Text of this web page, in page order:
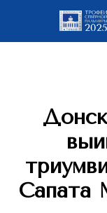
Сапата